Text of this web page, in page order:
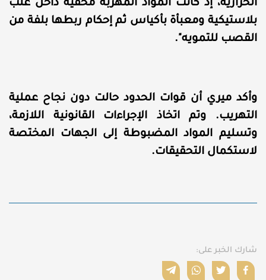
الحرارية، إذ كانت المواد المهربة مخفية داخل علب
بلاستيكية ومعبأة بأكياس ثم إحكام ربطها بلفة من
القصب للتمويه".
وأكد ميري أن قوات الحدود حالت دون نجاح عملية
التهريب. وتم اتخاذ الإجراءات القانونية اللازمة،
وتسليم المواد المضبوطة إلى الجهات المختصة
لاستكمال التحقيقات.
شارك الخبر على: